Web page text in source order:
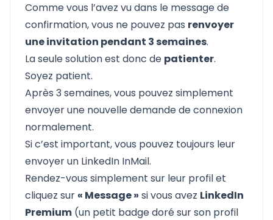
Comme vous l’avez vu dans le message de
confirmation, vous ne pouvez pas renvoyer
une invitation pendant 3 semaines.
La seule solution est donc de patienter.
Soyez patient.
Après 3 semaines, vous pouvez simplement
envoyer une nouvelle demande de connexion
normalement.
Si c’est important, vous pouvez toujours leur
envoyer un LinkedIn InMail.
Rendez-vous simplement sur leur profil et
cliquez sur « Message » si vous avez LinkedIn
Premium (un petit badge doré sur son profil